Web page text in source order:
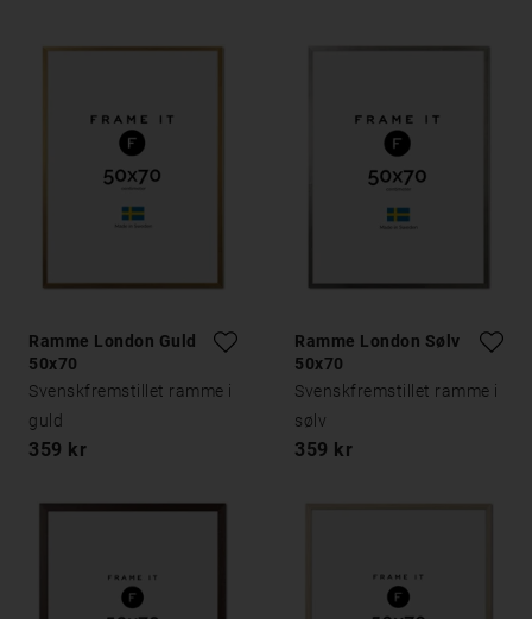
Ramme London Guld
50x70
Svenskfremstillet ramme i
guld
359 kr
Ramme London Sølv
50x70
Svenskfremstillet ramme i
sølv
359 kr